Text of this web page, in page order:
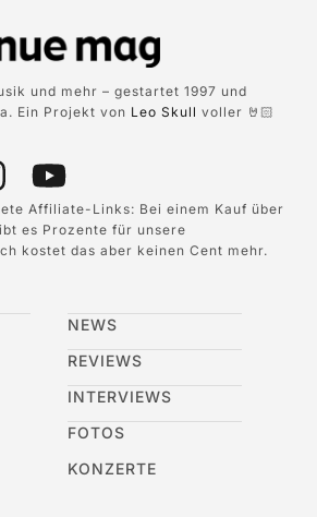
und mehr – gestartet 1997 und
Ein Projekt von Leo Skull voller 🤘🏻
Affiliate-Links: Bei einem Kauf über
es Prozente für unsere
kostet das aber keinen Cent mehr.
NEWS
REVIEWS
INTERVIEWS
FOTOS
KONZERTE